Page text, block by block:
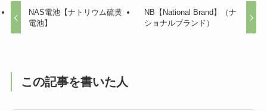
NAS電池【ナトリウム硫黄
電池】
NB【National Brand】（ナ
ショナルブランド）
この記事を書いた人